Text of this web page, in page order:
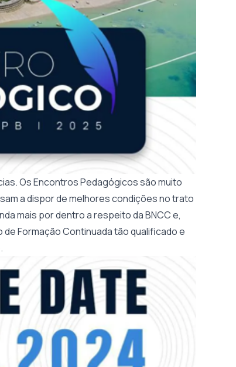
Os Encontros Pedagógicos são muito
a dispor de melhores condições no trato
mais por dentro a respeito da BNCC e,
Formação Continuada tão qualificado e